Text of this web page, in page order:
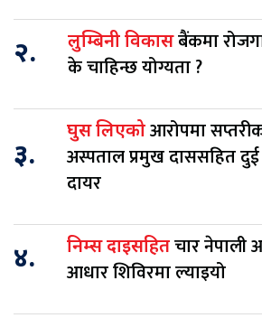
२. लुम्बिनी विकासबैंकमा
के चाहिन्छ योग्यता ?
३.
घुस लिएकोआरोपमा
अस्पताल प्रमुख दाससहित दुई
दायर
४. निम्स दाइसहितचार नेपाली
आधार शिविरमा ल्याइयो